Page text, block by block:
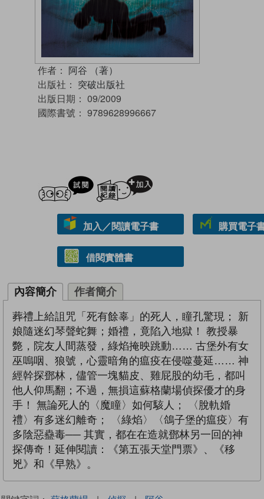
作者： 阿谷 （著）
出版社： 突破出版社
出版日期： 09/2009
國際書號： 9789628996667
試閲
加入／閱讀電子書 購買電子
借閱實體書
內容簡介 作者簡介
葬禮上給詛咒「死有餘辜」的死人，瞳孔驚現； 新
娘隨迷幻琴聲蛇舞；婚禮，竟陷入地獄！ 教授暴
斃，院友人間蒸發，綠焰掩映跳動…… 古堡外有女
巫嗚咽、狼號，心靈暗角的瘟疫在侵噬蔓延…… 神
經幹探鄧林，儘管一塊貓皮、雞屁股的幼毛，都叫
他人仰馬翻；不過，無損這蘇格蘭場偵探優才的身
手！ 無論死人的〈魔瞳〉如何駭人； 〈脫軌婚
禮〉有多迷幻離奇； 〈綠焰〉〈鴿子堡的瘟疫〉有
多陰惡蠱毒── 其實，都在在造就鄧林另一回的神
探傳奇！延伸閱讀：《第五張天堂門票》、《移
兇》和《早熟》。